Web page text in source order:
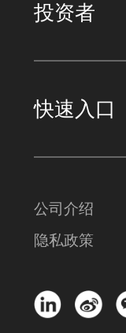
投资者
快速入口
公司介绍
隐私政策